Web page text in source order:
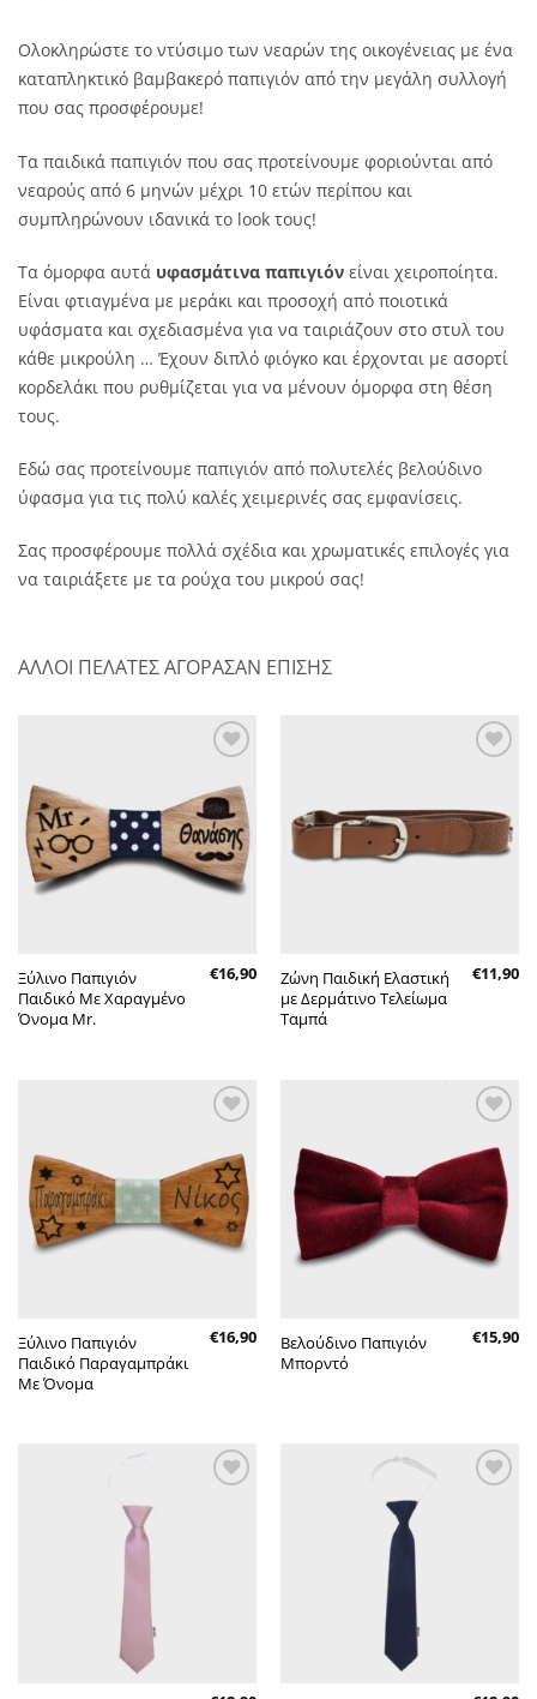
Ολοκληρώστε το ντύσιμο των νεαρών της οικογένειας με ένα
καταπληκτικό βαμβακερό παπιγιόν από την μεγάλη συλλογή
που σας προσφέρουμε!
Τα παιδικά παπιγιόν που σας προτείνουμε φοριούνται από
νεαρούς από 6 μηνών μέχρι 10 ετών περίπου και
συμπληρώνουν ιδανικά το look τους!
Τα όμορφα αυτά υφασμάτινα παπιγιόν είναι χειροποίητα.
Είναι φτιαγμένα με μεράκι και προσοχή από ποιοτικά
υφάσματα και σχεδιασμένα για να ταιριάζουν στο στυλ του
κάθε μικρούλη … Έχουν διπλό φιόγκο και έρχονται με ασορτί
κορδελάκι που ρυθμίζεται για να μένουν όμορφα στη θέση
τους.
Εδώ σας προτείνουμε παπιγιόν από πολυτελές βελούδινο
ύφασμα για τις πολύ καλές χειμερινές σας εμφανίσεις.
Σας προσφέρουμε πολλά σχέδια και χρωματικές επιλογές για
να ταιριάξετε με τα ρούχα του μικρού σας!
ΑΛΛΟΙ ΠΕΛΑΤΕΣ ΑΓΟΡΑΣΑΝ ΕΠΙΣΗΣ
στην λίστα
επιθυμητών
Ξύλινο Παπιγιόν
Παιδικό Με Χαραγμένο
Όνομα Mr.
€16,90
επιθυμητών
Ζώνη Παιδική Ελαστική
με Δερμάτινο Τελείωμα
Ταμπά
€11,90
στην λίστα
επιθυμητών
Ξύλινο Παπιγιόν
Παιδικό Παραγαμπράκι
Με Όνομα
€16,90
στην λίστα
επιθυμητών
Βελούδινο Παπιγιόν
Μπορντό
€15,90